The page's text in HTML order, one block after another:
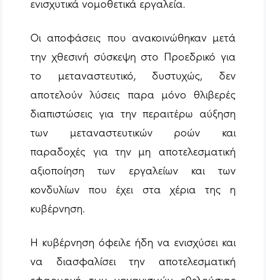
ενισχυτικά νομοθετικά εργαλεία.
Οι αποφάσεις που ανακοινώθηκαν μετά
την χθεσινή σύσκεψη στο Προεδρικό για
το μεταναστευτικό, δυστυχώς, δεν
αποτελούν λύσεις παρα μόνο θλιβερές
διαπιστώσεις για την περαιτέρω αύξηση
των μεταναστευτικών ροών και
παραδοχές για την μη αποτελεσματική
αξιοποίηση των εργαλείων και των
κονδυλίων που έχει στα χέρια της η
κυβέρνηση.
Η κυβέρνηση όφειλε ήδη να ενισχύσει και
να διασφαλίσει την αποτελεσματική